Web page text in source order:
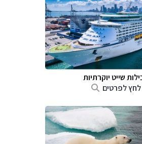
שייט יוקרתיות
לחץ לפרטים